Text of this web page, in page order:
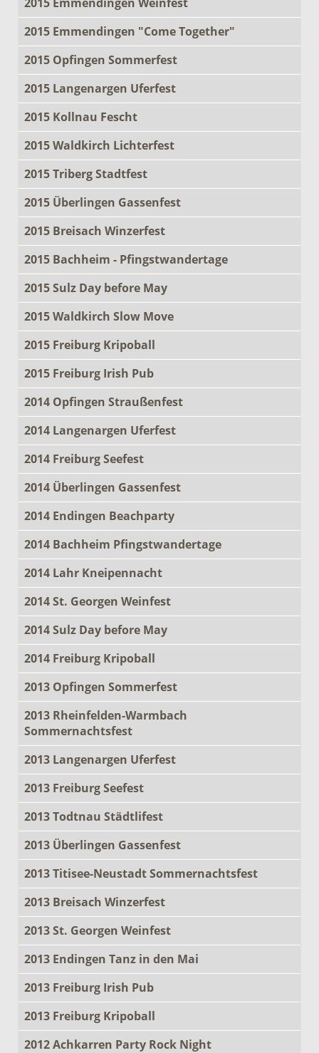
2015 Emmendingen "Come Together"
2015 Opfingen Sommerfest
2015 Langenargen Uferfest
2015 Kollnau Fescht
2015 Waldkirch Lichterfest
2015 Triberg Stadtfest
2015 Überlingen Gassenfest
2015 Breisach Winzerfest
2015 Bachheim - Pfingstwandertage
2015 Sulz Day before May
2015 Waldkirch Slow Move
2015 Freiburg Kripoball
2015 Freiburg Irish Pub
2014 Opfingen Straußenfest
2014 Langenargen Uferfest
2014 Freiburg Seefest
2014 Überlingen Gassenfest
2014 Endingen Beachparty
2014 Bachheim Pfingstwandertage
2014 Lahr Kneipennacht
2014 St. Georgen Weinfest
2014 Sulz Day before May
2014 Freiburg Kripoball
2013 Opfingen Sommerfest
2013 Rheinfelden-Warmbach
Sommernachtsfest
2013 Langenargen Uferfest
2013 Freiburg Seefest
2013 Todtnau Städtlifest
2013 Überlingen Gassenfest
2013 Titisee-Neustadt Sommernachtsfest
2013 Breisach Winzerfest
2013 St. Georgen Weinfest
2013 Endingen Tanz in den Mai
2013 Freiburg Irish Pub
2013 Freiburg Kripoball
2012 Achkarren Party Rock Night